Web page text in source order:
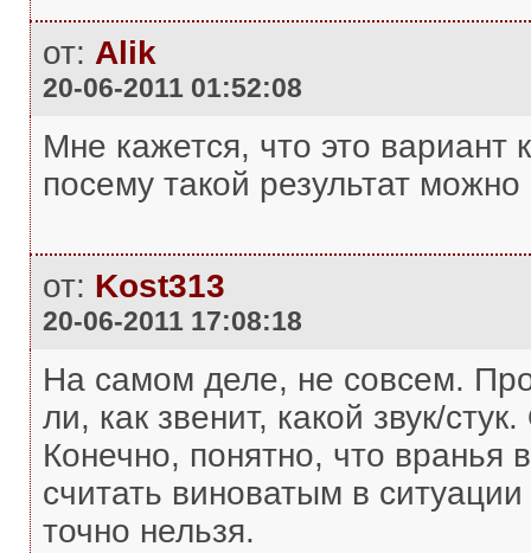
от: Alik
20-06-2011 01:52:08
Мне кажется, что это вариант
посему такой результат
от: Kost313
20-06-2011 17:08:18
На самом деле, не совсем.
ли, как звенит, какой звук/
Конечно, понятно, что
считать виноватым в
точно нельзя.